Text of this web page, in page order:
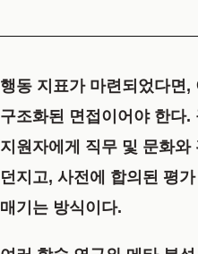
행동 지표가 마련되었다면,
구조화된 면접 이어야 한다.
지원자에게 직무 및 문화
던지고, 사전에 합의된 평
매기는 방식이다.